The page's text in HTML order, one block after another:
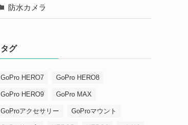
防水カメラ
タグ
GoPro HERO7 GoPro HERO8
GoPro HERO9 GoPro MAX
GoProアクセサリー GoProマウント